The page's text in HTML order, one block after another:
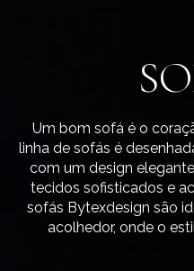
Um bom sofá é o
linha de sofás é
com um design
tecidos sofisticados e
sofás Bytexdesign são
acolhedor, onde o